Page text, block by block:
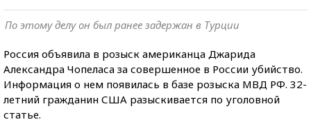
По этому делу он был ранее задержан в Турции
Россия объявила в розыск американца Джарида
Александра Чопеласа за совершенное в России убийство.
Информация о нем появилась в базе розыска МВД РФ. 32-
летний гражданин США разыскивается по уголовной
статье.